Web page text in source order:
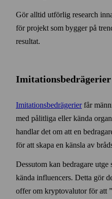
Gör alltid utförlig research
för projekt som bygger på
resultat.
Imitationsbedrägerier
Imitationsbedrägerierfår
med pålitliga eller kända
handlar det om att en
för att skapa en känsla av
Dessutom kan bedragare
kända influencers. Detta gör
offer om krypto­valutor för att